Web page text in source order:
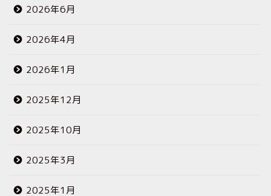
2026年6月
2026年4月
2026年1月
2025年12月
2025年10月
2025年3月
2025年1月